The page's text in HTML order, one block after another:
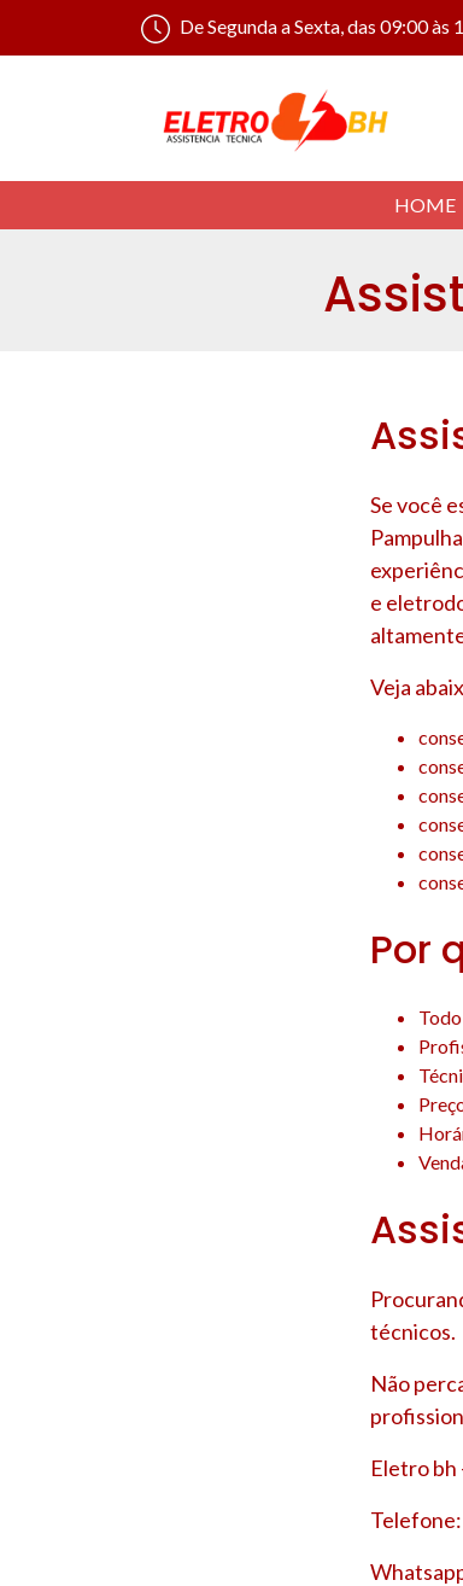
De Segunda a Sexta, das 09:00 às
HOME
Se você
Pampulha
e
Veja
Por
técnicos.
Não
Eletro bh